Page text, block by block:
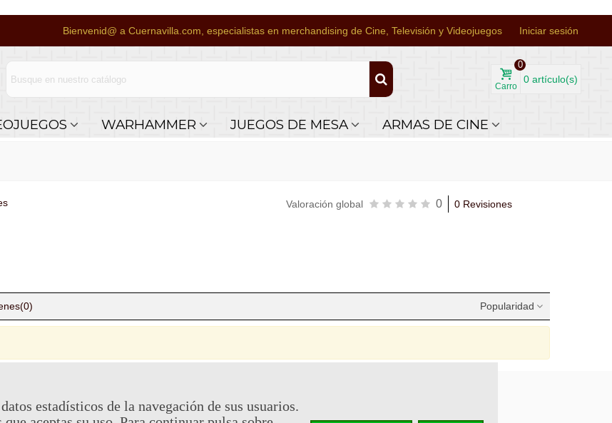
Bienvenid@ a Cuernavilla.com, especialistas en merchandising de Cine, Televisión y Videojuegos Iniciar sesión
Carro
0
0 artículo(s)
WARHAMMER JUEGOS DE MESA ARMAS DE CINE
Valoración global 0 0 Revisiones
(0) Popularidad
estadísticos de la navegación de sus usuarios.